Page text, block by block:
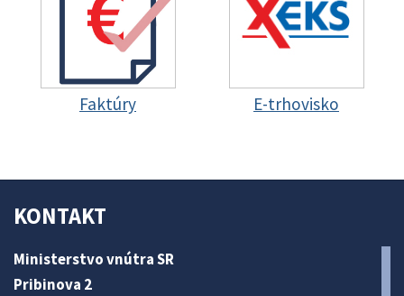
Faktúry E-trhovisko
KONTAKT
Ministerstvo vnútra SR
Pribinova 2